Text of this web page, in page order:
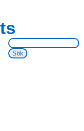
Sök på webbsidan: